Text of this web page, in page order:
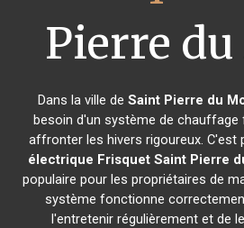
Pierre
Dans la ville deSaint Pierre du
besoin d'un système de chauffage
affronter les hivers rigoureux. C'est
électrique Frisquet Saint Pierre
populaire pour les propriétaires de
système fonctionne
l'entretenir régulièrement et de